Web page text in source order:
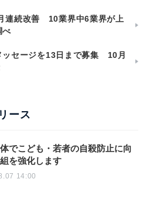
連続改善 10業界中6業界が上
べ
ッセージを13日まで募集 10月
ース
でこども・若者の自殺防止に向
を強化します
14:00